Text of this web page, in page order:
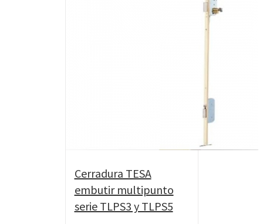
Cerradura TESA
embutir multipunto
serie TLPS3 y TLPS5